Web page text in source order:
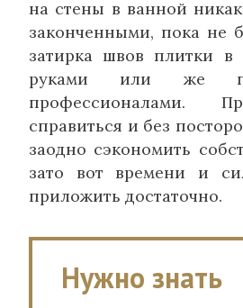
на стены в ванной никак
законченными, пока не
затирка швов плитки в
руками или же
профессионалами.
справиться и без
заодно сэкономить
зато вот времени и
приложить достаточно.
Нужно знать